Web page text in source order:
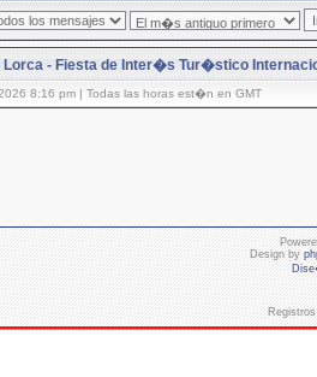
Lorca - Fiesta de Inter�s Tur�stico
8:16 pm | Todas las horas est�n en GMT
Design by